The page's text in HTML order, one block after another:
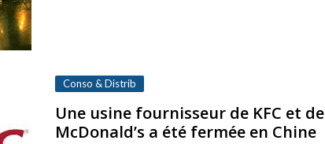
Conso & Distrib
Une usine fournisseur de KFC et de
McDonald’s a été fermée en Chine